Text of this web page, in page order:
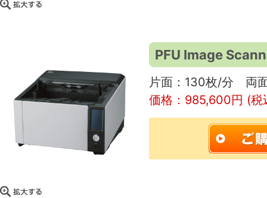
PFU Image
片面：130枚/分 両
価格：985,600円 (税